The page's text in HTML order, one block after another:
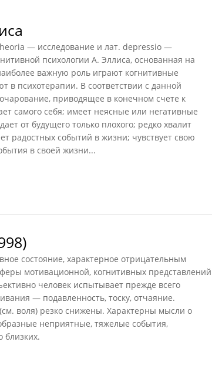
— исследование и лат. depressio —
психологии А. Эллиса, основанная на
важную роль играют когнитивные
в психотерапии. В соответствии с данной
приводящее в конечном счете к
самого себя; имеет неясные или негативные
от будущего только плохого; редко хвалит
радостных событий в жизни; чувствует свою
в своей жизни...
состояние, характерное отрицательным
мотивационной, когнитивных представлений
человек испытывает прежде всего
— подавленность, тоску, отчаяние.
воля) резко снижены. Характерны мысли о
неприятные, тяжелые события,
близких.